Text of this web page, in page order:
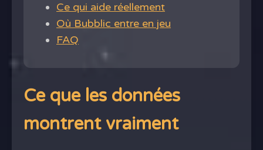
Ce qui aide réellement
Où Bubblic entre en jeu
FAQ
Ce que les données
montrent vraiment